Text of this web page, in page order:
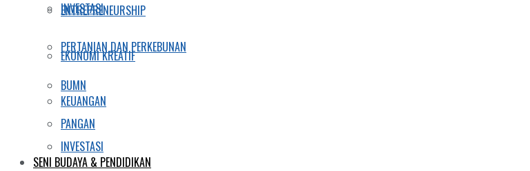
INVESTASI
PERTANIAN DAN PERKEBUNAN
BUMN
PANGAN
SENI BUDAYA & PENDIDIKAN
ENTREPRENEURSHIP
EKONOMI KREATIF
KEUANGAN
INVESTASI